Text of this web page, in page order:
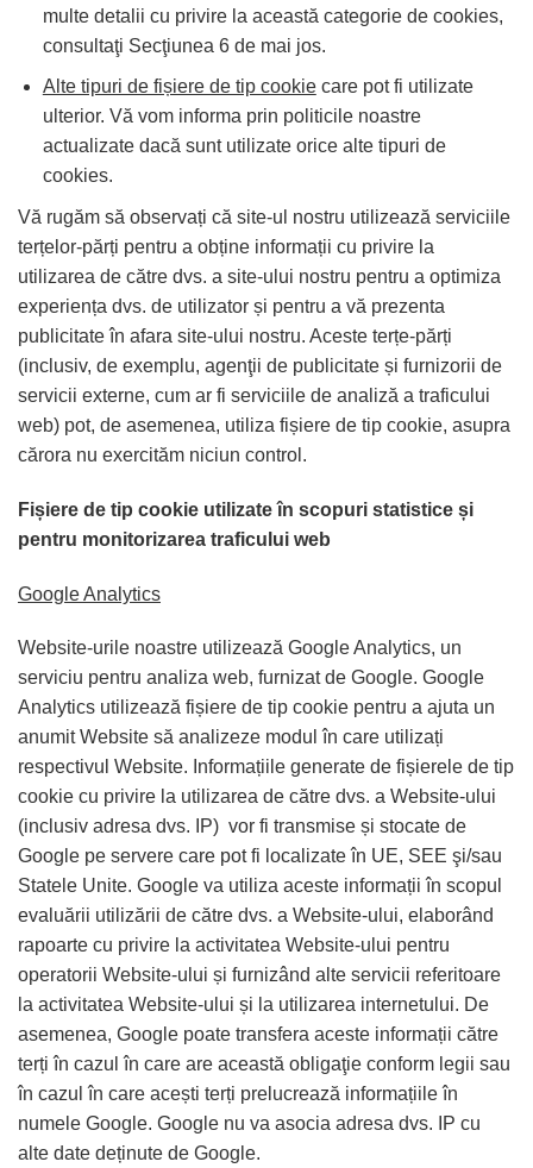
multe detalii cu privire la această categorie de cookies,
consultaţi Secţiunea 6 de mai jos.
Alte tipuri de fișiere de tip cookiecare pot fi utilizate
ulterior. Vă vom informa prin politicile noastre
actualizate dacă sunt utilizate orice alte tipuri de
cookies.
Vă rugăm să observați că site-ul nostru utilizează serviciile
terțelor-părți pentru a obține informații cu privire la
utilizarea de către dvs. a site-ului nostru pentru a optimiza
experiența dvs. de utilizator și pentru a vă prezenta
publicitate în afara site-ului nostru. Aceste terțe-părți
(inclusiv, de exemplu, agenţii de publicitate și furnizorii de
servicii externe, cum ar fi serviciile de analiză a traficului
web) pot, de asemenea, utiliza fișiere de tip cookie, asupra
cărora nu exercităm niciun control.
Fișiere de tip cookie utilizate în scopuri statistice și
pentru monitorizarea traficului web
Google Analytics
Website-urile noastre utilizează Google Analytics, un
serviciu pentru analiza web, furnizat de Google. Google
Analytics utilizează fișiere de tip cookie pentru a ajuta un
anumit Website să analizeze modul în care utilizați
respectivul Website. Informațiile generate de fișierele de tip
cookie cu privire la utilizarea de către dvs. a Website-ului
(inclusiv adresa dvs. IP) vor fi transmise și stocate de
Google pe servere care pot fi localizate în UE, SEE şi/sau
Statele Unite. Google va utiliza aceste informații în scopul
evaluării utilizării de către dvs. a Website-ului, elaborând
rapoarte cu privire la activitatea Website-ului pentru
operatorii Website-ului și furnizând alte servicii referitoare
la activitatea Website-ului și la utilizarea internetului. De
asemenea, Google poate transfera aceste informații către
terți în cazul în care are această obligaţie conform legii sau
în cazul în care acești terți prelucrează informațiile în
numele Google. Google nu va asocia adresa dvs. IP cu
alte date deținute de Google.